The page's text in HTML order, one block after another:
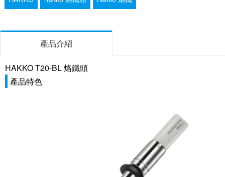
產品介紹
HAKKO T20-BL 烙鐵頭
產品特色